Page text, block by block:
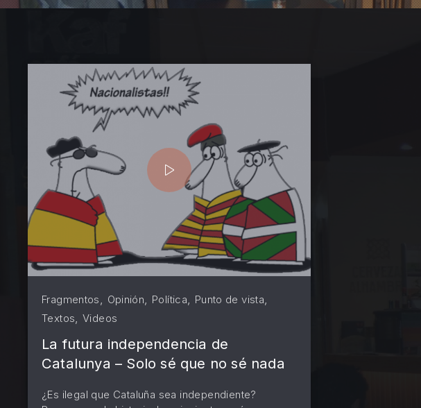
Fragmentos Opinión Política Punto de vista
Textos ,Videos
La futura independencia de
Catalunya – Solo sé que no sé nada
¿Es ilegal que Cataluña sea independiente?
PREVIOUS